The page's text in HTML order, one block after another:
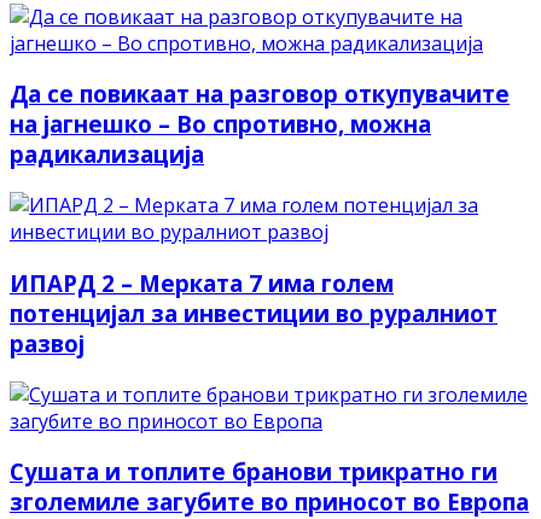
Да се повикаат на разговор откупувачите
на јагнешко – Во спротивно, можна
радикализација
ИПАРД 2 – Mерката 7 има голем
потенцијал за инвестиции во руралниот
развој
Сушата и топлите бранови трикратно ги
зголемиле загубите во приносот во Европа